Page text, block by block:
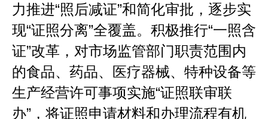
力推进“照后减证”和简化审批，逐步实
现“证照分离”全覆盖。积极推行“一照含
证”改革，对市场监管部门职责范围内
的食品、药品、医疗器械、特种设备等
生产经营许可事项实施“证照联审联
办” ，将证照申请材料和办理流程有机